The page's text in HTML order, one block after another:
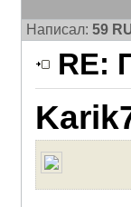
Написал: 59
RE: